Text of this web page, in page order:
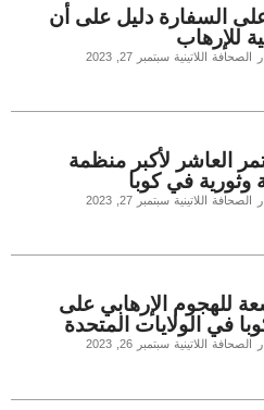
السفارة دليل على أن
للإرهاب
الصحافة اللاتينية سبتمبر 27, 2023
العاشر لأكبر منظمة
وثورية في كوبا
الصحافة اللاتينية سبتمبر 27, 2023
للهجوم الإرهابي على
في الولايات المتحدة
الصحافة اللاتينية سبتمبر 26, 2023